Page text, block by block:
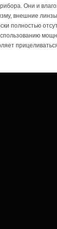
Они и
внешние
полностью